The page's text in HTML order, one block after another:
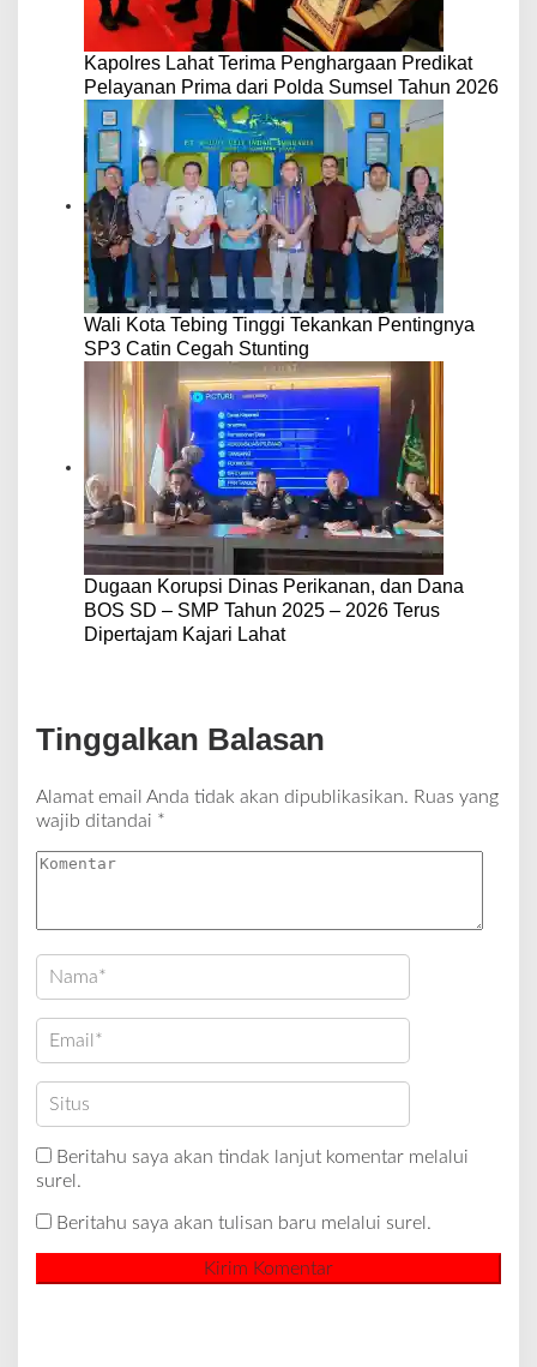
Kapolres Lahat Terima Penghargaan Predikat
Pelayanan Prima dari Polda Sumsel Tahun 2026
Wali Kota Tebing Tinggi Tekankan Pentingnya
SP3 Catin Cegah Stunting
Dugaan Korupsi Dinas Perikanan, dan Dana
BOS SD – SMP Tahun 2025 – 2026 Terus
Dipertajam Kajari Lahat
Tinggalkan Balasan
Alamat email Anda tidak akan dipublikasikan. Ruas yang
wajib ditandai *
Beritahu saya akan tindak lanjut komentar melalui
surel.
Beritahu saya akan tulisan baru melalui surel.